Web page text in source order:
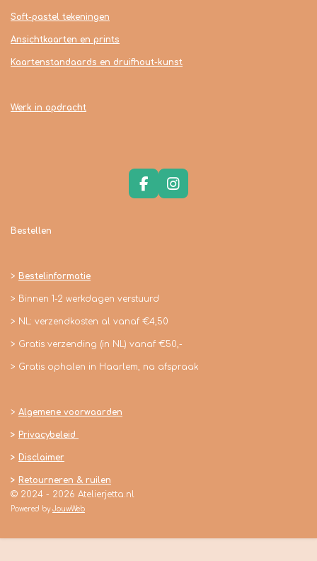
Soft-pastel tekeningen
Ansichtkaarten en prints
Kaartenstandaards en druifhout-kunst
Werk in opdracht
F
a
I
n
Bestellen
> Bestelinformatie
> Binnen 1-2 werkdagen verstuurd
> NL: verzendkosten al vanaf €4,50
> Gratis verzending (in NL) vanaf €50,-
> Gratis ophalen in Haarlem, na afspraak
> Algemene voorwaarden
> Privacybeleid
> Disclaimer
> Retourneren & ruilen
© 2024 - 2026 Atelierjetta.nl
Powered byJouwWeb